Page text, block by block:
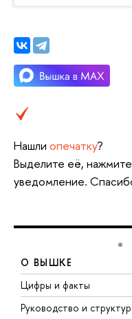
Нашли опечатку?
ыделите её, нажмите
уведомление.
О ВЫШКЕ
Цифры и факты
Руководство и